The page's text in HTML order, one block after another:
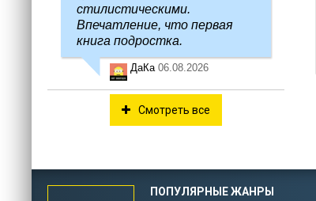
стилистическими.
Впечатление, что первая
книга подростка.
ДаКа 06.08.2026
Смотреть все